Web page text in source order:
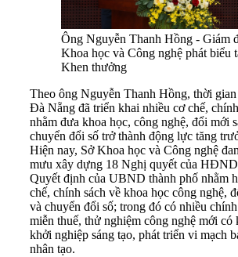
Ông Nguyễn Thanh Hồng - Giám
Khoa học và Công nghệ phát biểu
Khen thưởng
Theo ông Nguyễn Thanh Hồng, thời
Đà Nẵng đã triển khai nhiều cơ chế,
nhằm đưa khoa học, công nghệ, đổi mới
chuyển đổi số trở thành động lực tăng
Hiện nay, Sở Khoa học và Công nghệ
mưu xây dựng 18 Nghị quyết của
Quyết định của UBND thành phố nhằm
chế, chính sách về khoa học công nghệ,
và chuyển đổi số; trong đó có nhiều
miễn thuế, thử nghiệm công nghệ mới có
khởi nghiệp sáng tạo, phát triển vi mạch
nhân tạo.